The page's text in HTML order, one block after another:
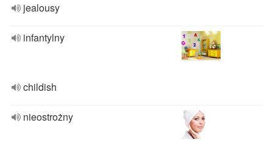
jealousy
infantylny
childish
nieostrożny